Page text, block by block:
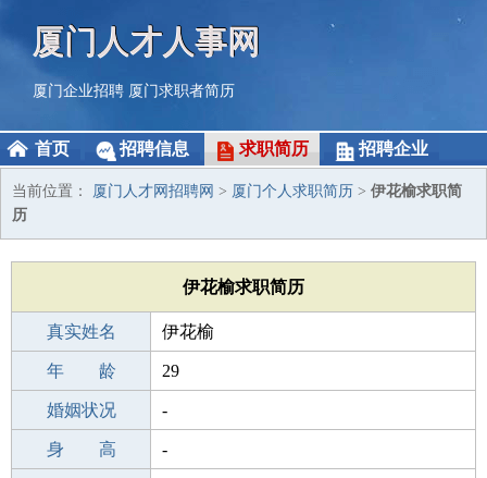
厦门人才人事网
厦门企业招聘 厦门求职者简历
首页 招聘信息 求职简历 招聘企业
当前位置： 厦门人才网招聘网 > 厦门个人求职简历 > 伊花榆求职简
历
伊花榆求职简历
真实姓名 伊花榆
性 别 女
年 龄 29
出生年月 1997-02-09
婚姻状况 -
学 历 成人教育
身 高 -